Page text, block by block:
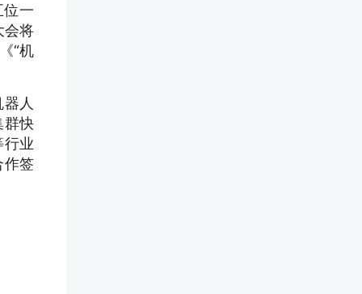
一
会将
“机
人
群快
行业
作签